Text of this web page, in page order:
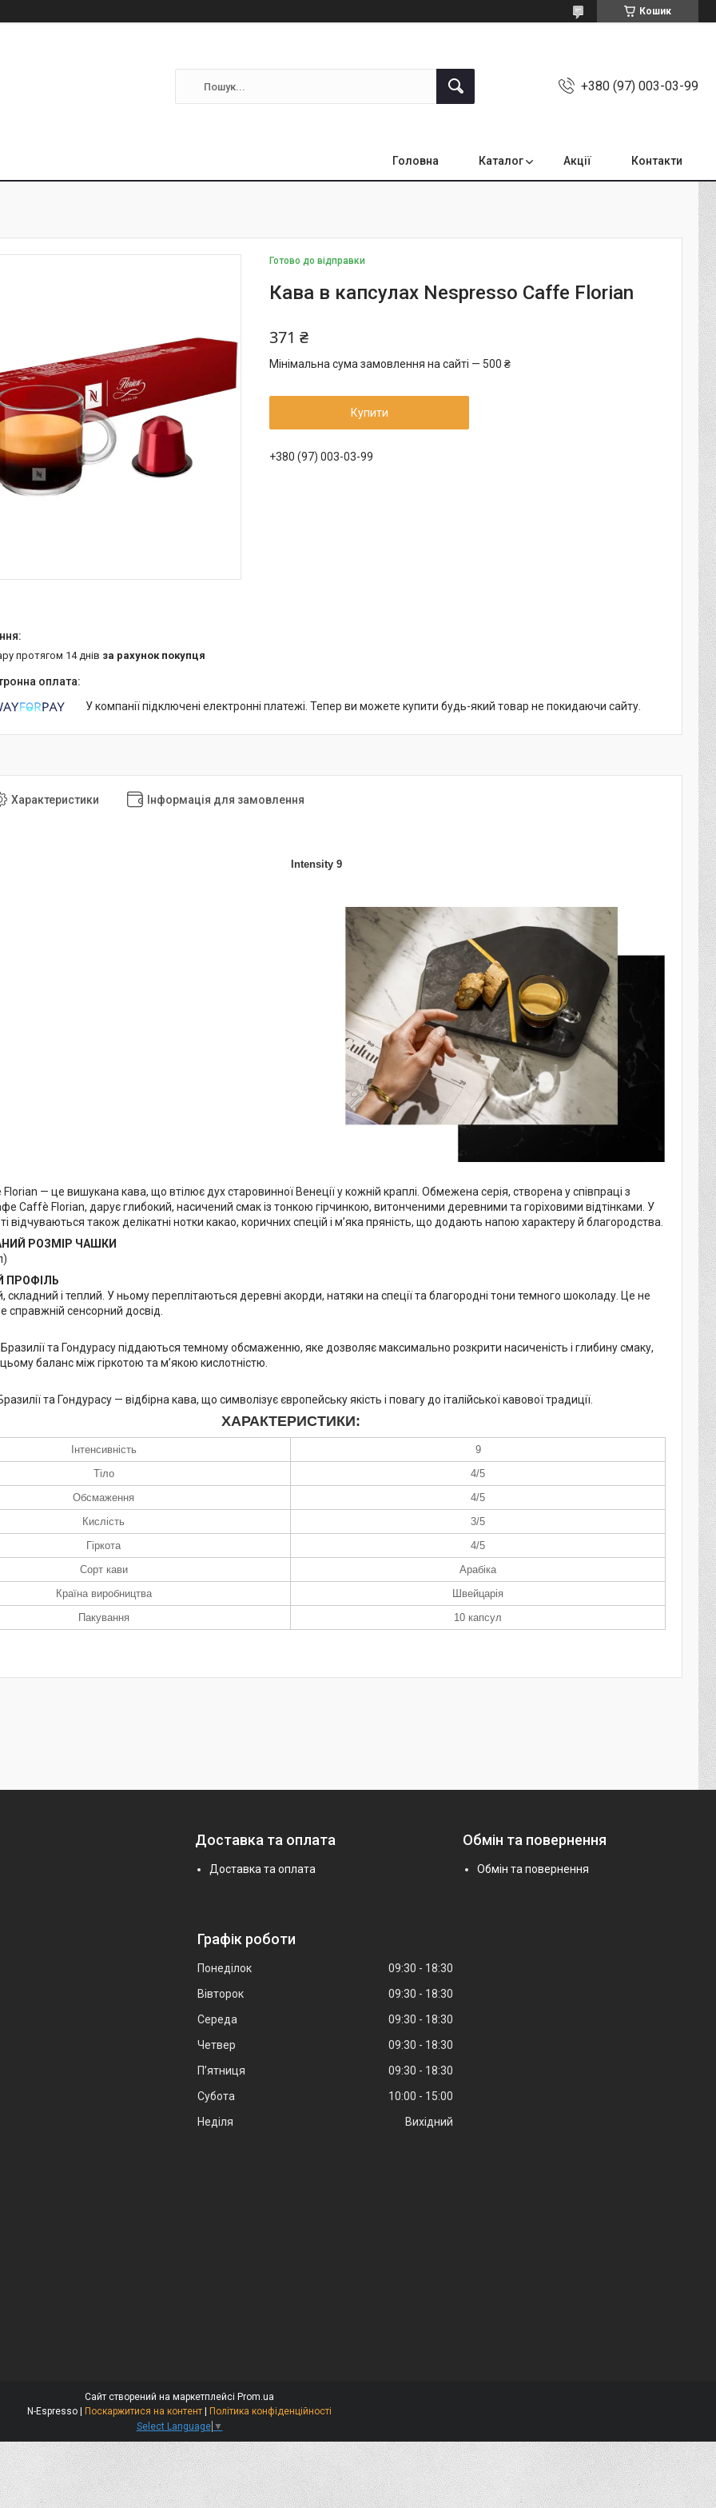
Кошик
+380 (97) 003-03-99
Головна Каталог Акції Контакти
Готово до відправки
Кава в капсулах Nespresso Caffe Florian
371 ₴
Мінімальна сума замовлення на сайті — 500 ₴
Купити
+380 (97) 003-03-99
протягом 14 днів за рахунок покупця
У компанії підключені електронні платежі. Тепер ви можете купити будь-який товар не покидаючи сайту.
Характеристики Інформація для замовлення
Intensity 9
— це вишукана кава, що втілює дух старовинної Венеції у кожній краплі. Обмежена серія, створена у співпраці з
Caffè Florian, дарує глибокий, насичений смак із тонкою гірчинкою, витонченими деревними та горіховими відтінками. У
відчуваються також делікатні нотки какао, коричних спецій і м’яка пряність, що додають напою характеру й благородства.
РОЗМІР ЧАШКИ
ПРОФІЛЬ
і теплий. У ньому переплітаються деревні акорди, натяки на спеції та благородні тони темного шоколаду. Це не
справжній сенсорний досвід.
та Гондурасу піддаються темному обсмаженню, яке дозволяє максимально розкрити насиченість і глибину смаку,
баланс між гіркотою та м’якою кислотністю.
та Гондурасу — відбірна кава, що символізує європейську якість і повагу до італійської кавової традиції.
ХАРАКТЕРИСТИКИ:
Інтенсивність
9
Тіло
4/5
Обсмаження
4/5
Кислість
3/5
Гіркота
4/5
Сорт кави
Арабіка
Країна виробництва
Швейцарія
Пакування
10 капсул
Доставка та оплата
Доставка та оплата
Обмін та повернення
Обмін та повернення
Графік роботи
Понеділок 09:30
18:30
Вівторок
09:30
18:30
Середа
09:30
18:30
Четвер
09:30
18:30
Пʼятниця
09:30
18:30
Субота
10:00
15:00
Неділя
Вихідний
Сайт створений на маркетплейсі Prom.ua
Поскаржитися на контент
Політика конфіденційності
Select Language ▼